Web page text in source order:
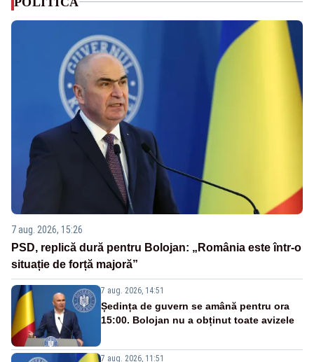
7 aug. 2026, 15:26
PSD, replică dură pentru Bolojan: „România este într-o
situație de forță majoră”
7 aug. 2026, 14:51
Ședința de guvern se amână pentru ora
15:00. Bolojan nu a obținut toate avizele
7 aug. 2026, 11:51